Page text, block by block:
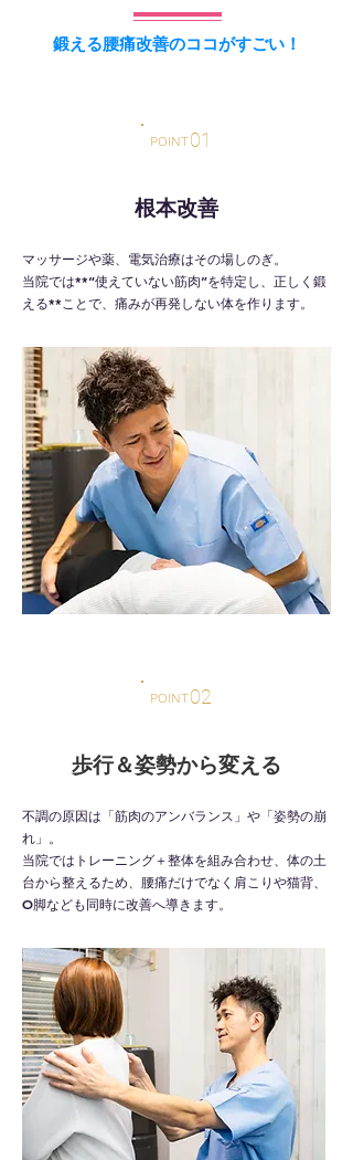
鍛える腰痛改善のココがすごい！
01
POINT
根本改善
マッサージや薬、電気治療はその場しのぎ。
当院では**“使えていない筋肉”を特定し、正しく鍛
える**ことで、痛みが再発しない体を作ります。
02
POINT
歩行＆姿勢から変える
不調の原因は「筋肉のアンバランス」や「姿勢の崩
れ」。
当院ではトレーニング＋整体を組み合わせ、体の土
台から整えるため、腰痛だけでなく肩こりや猫背、
O脚なども同時に改善へ導きます。